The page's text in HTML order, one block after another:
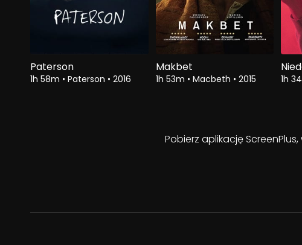
Paterson
1h 58m • Paterson • 2016
Makbet
1h 53m • Macbeth • 2015 1h
Pobierz aplikację